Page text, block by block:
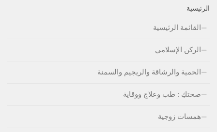
الرئيسية
القائمة الرئيسية
الركن الإسلامي
الحمية والرشاقة والريجيم والسمنة
صحتكِ : طب وعلاج ووقاية
همسات زوجية